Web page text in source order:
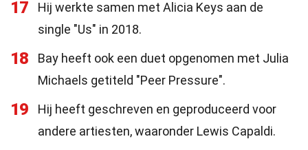
17
Hij werkte samen met Alicia Keys aan de
single "Us" in 2018.
18
Bay heeft ook een duet opgenomen met Julia
Michaels getiteld "Peer Pressure".
19
Hij heeft geschreven en geproduceerd voor
andere artiesten, waaronder Lewis Capaldi.